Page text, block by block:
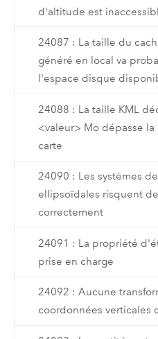
d'altitude est
24087 : La taille du
généré en local va
l'espace disque
24088 : La taille KML
<valeur> Mo dépasse
carte
24090 : Les systèmes
ellipsoïdales risquent
correctement
24091 : La propriété
prise en charge
24092 : Aucune
coordonnées verticales